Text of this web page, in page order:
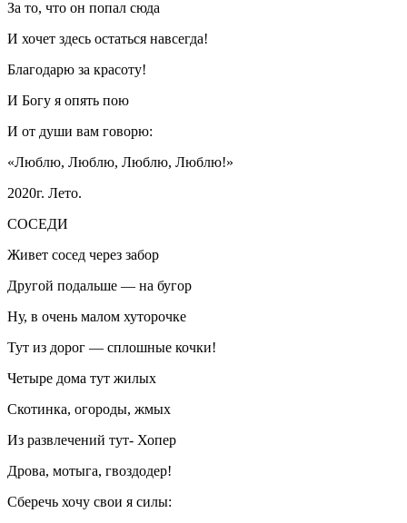
За то, что он попал сюда
И хочет здесь остаться навсегда!
Благодарю за красоту!
И Богу я опять пою
И от души вам говорю:
«Люблю, Люблю, Люблю, Люблю!»
2020г. Лето.
СОСЕДИ
Живет сосед через забор
Другой подальше — на бугор
Ну, в очень малом хуторочке
Тут из дорог — сплошные кочки!
Четыре дома тут жилых
Скотинка, огороды, жмых
Из развлечений тут- Хопер
Дрова, мотыга, гвоздодер!
Сберечь хочу свои я силы: